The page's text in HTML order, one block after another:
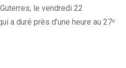
le vendredi 22
a duré près d’une heure au 27ᵉ